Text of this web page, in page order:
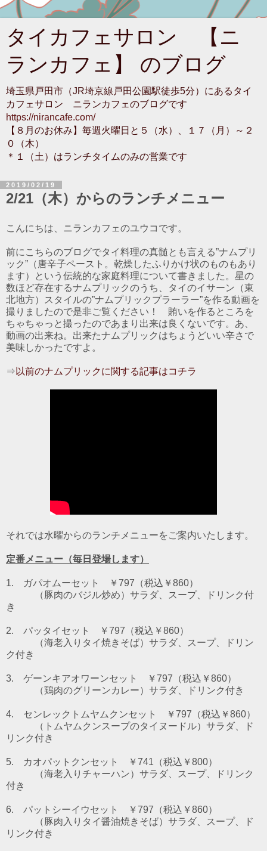
タイカフェサロン 【ニ
ランカフェ】 のブログ
埼玉県戸田市（JR埼京線戸田公園駅徒歩5分）にあるタイ
カフェサロン ニランカフェのブログです
https://nirancafe.com/
【８月のお休み】毎週火曜日と５（水）、１７（月）～２
０（木）
＊１（土）はランチタイムのみの営業です
2019/02/19
2/21（木）からのランチメニュー
こんにちは、ニランカフェのユウコです。
前にこちらのブログでタイ料理の真髄とも言える”ナムプリ
ック”（唐辛子ペースト。乾燥したふりかけ状のものもあり
ます）という伝統的な家庭料理について書きました。星の
数ほど存在するナムプリックのうち、タイのイサーン（東
北地方）スタイルの”ナムプリックプラーラー”を作る動画を
撮りましたので是非ご覧ください！ 賄いを作るところを
ちゃちゃっと撮ったのであまり出来は良くないです。あ、
動画の出来ね。出来たナムプリックはちょうどいい辛さで
美味しかったですよ。
⇒ 以前のナムプリックに関する記事はコチラ
それでは水曜からのランチメニューをご案内いたします。
定番メニュー（毎日登場します）
1. ガパオムーセット ￥797（税込￥860）
（豚肉のバジル炒め） サラダ、スープ、ドリンク付
き
2. パッタイセット ￥797（税込￥860）
（海老入りタイ焼きそば） サラダ、スープ、ドリン
ク付き
3. ゲーンキアオワーンセット ￥797（税込￥860）
（鶏肉のグリーンカレー） サラダ、ドリンク付き
4. センレックトムヤムクンセット ￥797（税込￥860）
（トムヤムクンスープのタイヌードル） サラダ、ド
リンク付き
5. カオパットクンセット ￥741（税込￥800）
（海老入りチャーハン）サラダ、スープ、ドリンク
付き
6. パットシーイウセット ￥797（税込￥860）
（豚肉入りタイ醤油焼きそば）サラダ、スープ、ド
リンク付き